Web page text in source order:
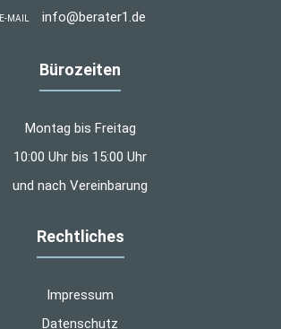
E-MAIL info@berater1.de
Bürozeiten
Montag bis Freitag
10:00 Uhr bis 15:00 Uhr
und nach Vereinbarung
Rechtliches
Impressum
Datenschutz